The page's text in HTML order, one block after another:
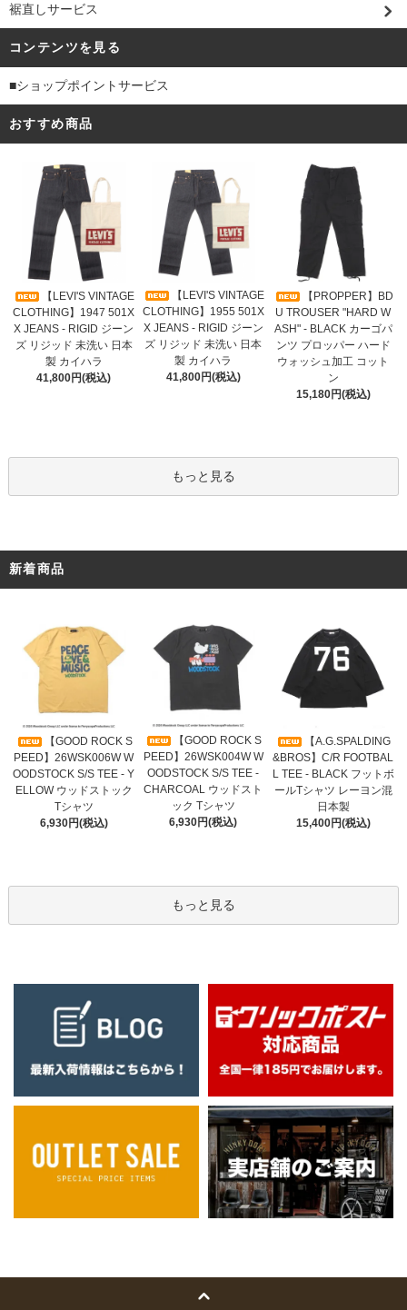
裾直しサービス
コンテンツを見る
■ショップポイントサービス
おすすめ商品
【LEVI'S VINTAGE
CLOTHING】1947 501X
X JEANS - RIGID ジーン
ズ リジッド 未洗い 日本
製 カイハラ
41,800円(税込)
【LEVI'S VINTAGE
CLOTHING】1955 501X
X JEANS - RIGID ジーン
ズ リジッド 未洗い 日本
製 カイハラ
41,800円(税込)
【PROPPER】BD
U TROUSER "HARD W
ASH" - BLACK カーゴパ
ンツ プロッパー ハード
ウォッシュ加工 コット
ン
15,180円(税込)
もっと見る
新着商品
【GOOD ROCK S
PEED】26WSK006W W
OODSTOCK S/S TEE - Y
ELLOW ウッドストック
Tシャツ
6,930円(税込)
【GOOD ROCK S
PEED】26WSK004W W
OODSTOCK S/S TEE -
CHARCOAL ウッドスト
ック Tシャツ
6,930円(税込)
【A.G.SPALDING
&BROS】C/R FOOTBAL
L TEE - BLACK フットボ
ールTシャツ レーヨン混
日本製
15,400円(税込)
もっと見る